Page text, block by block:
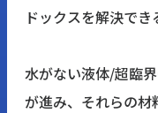
ドックスを解決でき
水がない液体/超臨
が進み、それらの材